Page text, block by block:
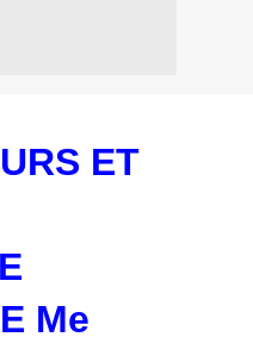
ET
Me